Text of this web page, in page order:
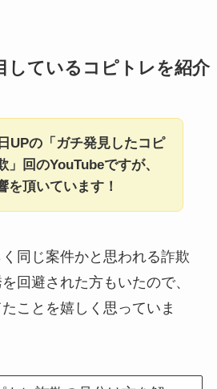
ているコピトレを紹介
UPの「ガチ発見したコピ
」回のYouTubeですが、
を頂いています！
同じ案件かと思われる詐欺
回避された方もいたので、
ことを嬉しく思っていま